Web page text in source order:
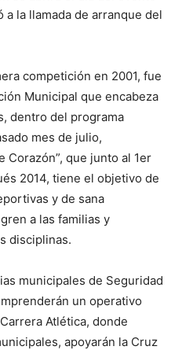
a la llamada de arranque del
competición en 2001, fue
Municipal que encabeza
dentro del programa
mes de julio,
Corazón”, que junto al 1er
2014, tiene el objetivo de
y de sana
a las familias y
disciplinas.
municipales de Seguridad
un operativo
Atlética, donde
apoyarán la Cruz